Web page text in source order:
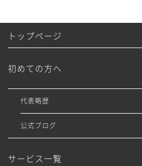
トップページ
初めての方へ
代表略歴
公式ブログ
サービス一覧